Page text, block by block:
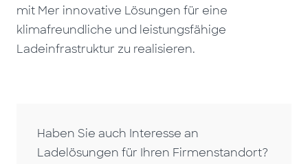
mit Mer innovative Lösungen für eine
klimafreundliche und leistungsfähige
Ladeinfrastruktur zu realisieren.
Haben Sie auch Interesse an
Ladelösungen für Ihren Firmenstandort?